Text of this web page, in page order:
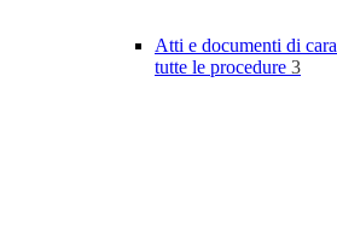
Atti e documenti di
tutte le procedure 3